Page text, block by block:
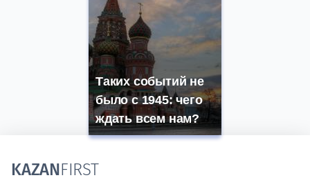
Таких событий не
было с 1945: чего
ждать всем нам?
KAZANFIRST